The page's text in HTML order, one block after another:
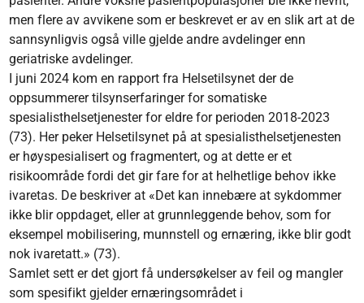
men flere av avvikene som er beskrevet er av en slik art at de
sannsynligvis også ville gjelde andre avdelinger enn
geriatriske avdelinger.
I juni 2024 kom en rapport fra Helsetilsynet der de
oppsummerer tilsynserfaringer for somatiske
spesialisthelsetjenester for eldre for perioden 2018-2023
(73). Her peker Helsetilsynet på at spesialisthelsetjenesten
er høyspesialisert og fragmentert, og at dette er et
risikoområde fordi det gir fare for at helhetlige behov ikke
ivaretas. De beskriver at «Det kan innebære at sykdommer
ikke blir oppdaget, eller at grunnleggende behov, som for
eksempel mobilisering, munnstell og ernæring, ikke blir godt
nok ivaretatt.» (73).
Samlet sett er det gjort få undersøkelser av feil og mangler
som spesifikt gjelder ernæringsområdet i